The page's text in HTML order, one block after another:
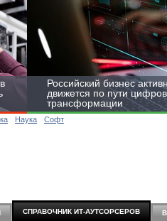
Российский бизнес
движется по пути
трансформации
Наука Софт
СПРАВОЧНИК ИТ-АУТСОРCЕРОВ